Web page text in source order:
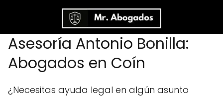
Asesoría Antonio Bonilla:
Abogados en Coín
¿Necesitas ayuda legal en algún asunto